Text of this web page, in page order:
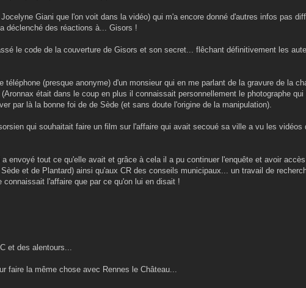
Giani que l'on voit dans la vidéo) qui m'a encore donné d'autres infos pas
déclenché des réactions à... Gisors !
le code de la couverture de Gisors et son secret... flêchant définitivement les
(presque anonyme) d'un monsieur qui en me parlant de la gravure de la
était dans le coup en plus il connaissait personnellement le photographe qui
par là la bonne foi de de Sède (et sans doute l'origine de la manipulation).
qui souhaitait faire un film sur l'affaire qui avait secoué sa ville a vu les vidéos
envoyé tout ce qu'elle avait et grâce à cela il a pu continuer l'enquête et avoir
et de Plantard) ainsi qu'aux CR des conseils municipaux... un travail de
l'affaire que par ce qu'on lui en disait !
et des alentours...
faire la même chose avec Rennes le Château...